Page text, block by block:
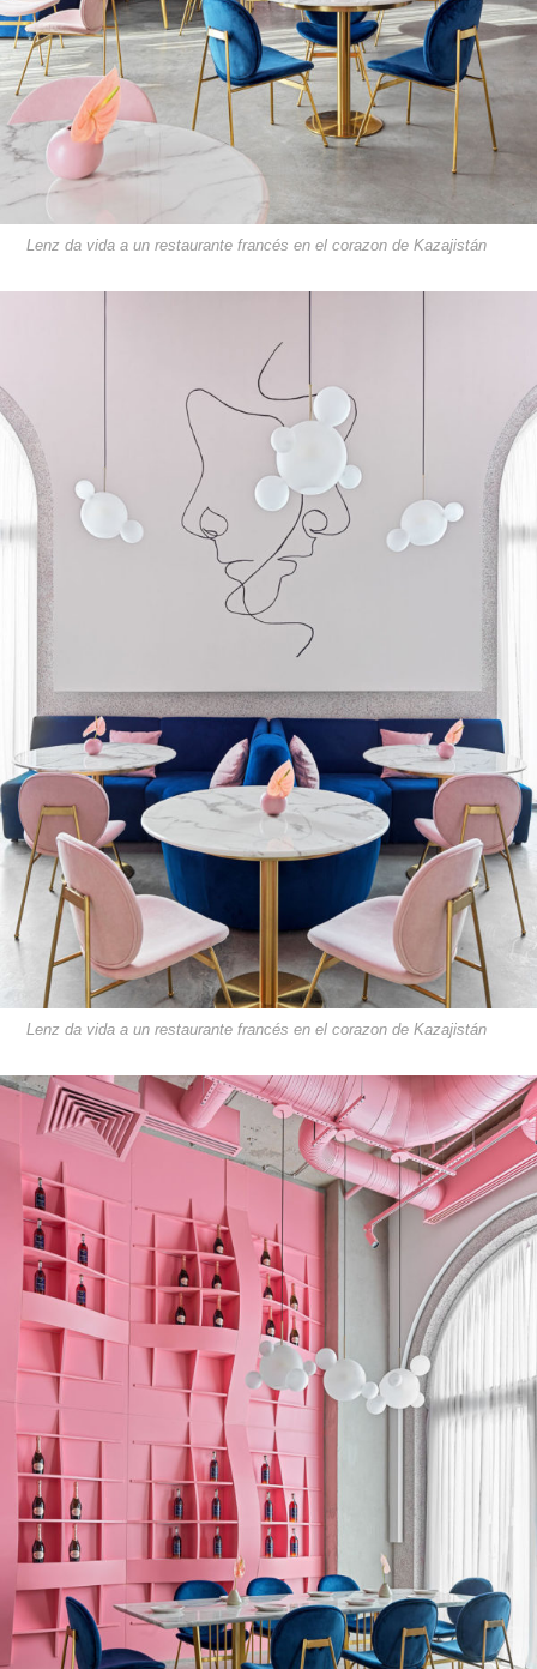
Lenz da vida a un restaurante francés en el corazon de Kazajistán
Lenz da vida a un restaurante francés en el corazon de Kazajistán